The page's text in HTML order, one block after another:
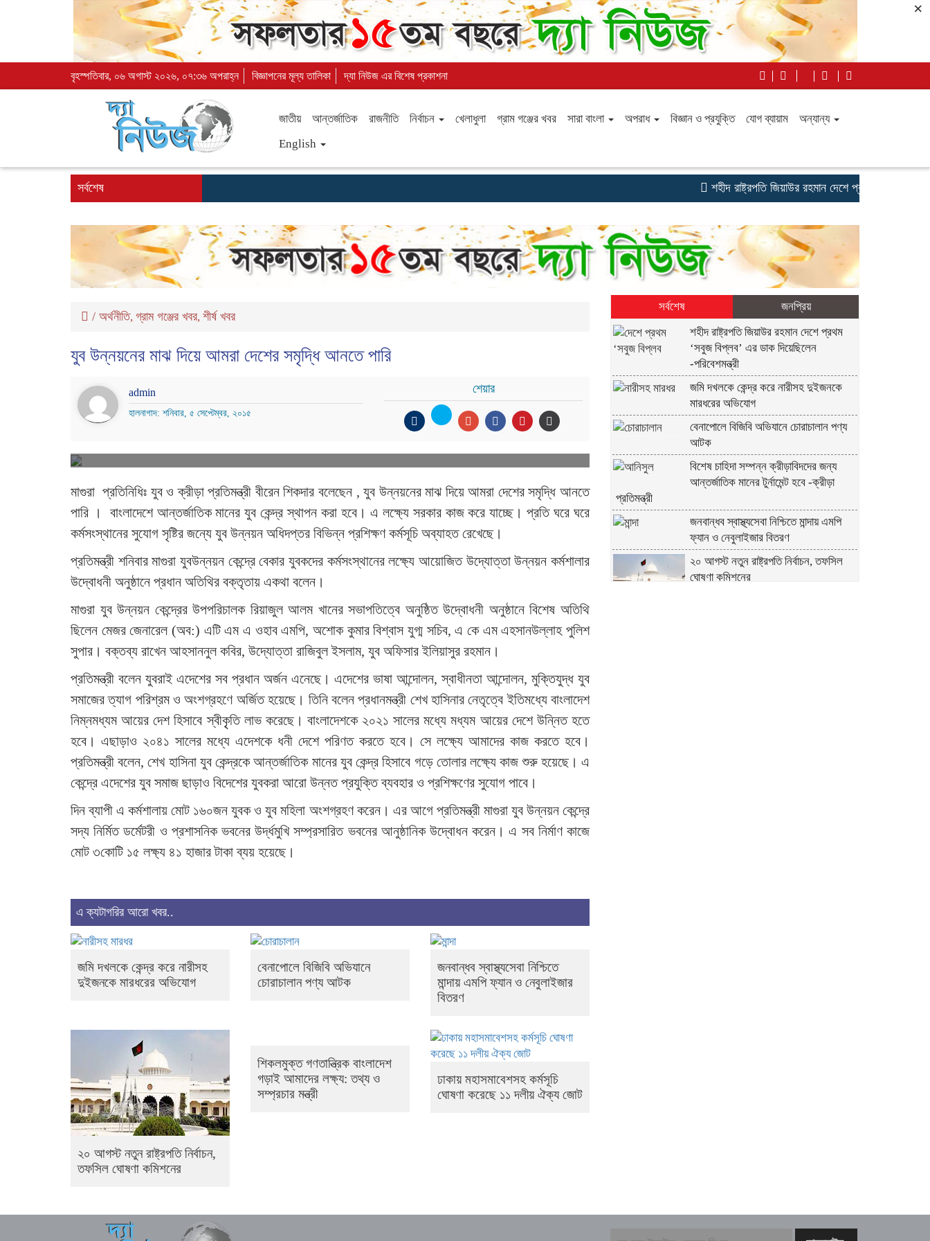
×
বৃহস্পতিবার, ০৬ অগাস্ট ২০২৬, ০৭:৩৬ অপরাহ্ন বিজ্ঞাপনের মূল্য তালিকা দ্যা নিউজ এর বিশেষ প্রকাশনা
জাতীয় আন্তর্জাতিক রাজনীতি নির্বাচন খেলাধুলা গ্রাম গঞ্জের খবর সারা বাংলা অপরাধ বিজ্ঞান ও প্রযুক্তি যোগ ব্যায়াম
অন্যান্য
English
সর্বশেষ শহীদ রাষ্ট্রপতি জিয়াউর রহমান দেশে প্রথম ‘সবুজ বিপ্লব’
/ অর্থনীতি, গ্রাম গঞ্জের খবর, শীর্ষ খবর
যুব উন্নয়নের মাঝ দিয়ে আমরা দেশের সমৃদ্ধি আনতে পারি
admin
হালনাগাদ: শনিবার, ৫ সেপ্টেম্বর, ২০১৫
শেয়ার
মাগুরা প্রতিনিধিঃ যুব ও ক্রীড়া প্রতিমন্ত্রী বীরেন শিকদার বলেছেন , যুব উন্নয়নের মাঝ দিয়ে আমরা দেশের সমৃদ্ধি আনতে
পারি । বাংলাদেশে আন্তর্জাতিক মানের যুব কেন্দ্র স্থাপন করা হবে। এ লক্ষ্যে সরকার কাজ করে যাচ্ছে। প্রতি ঘরে ঘরে
কর্মসংস্থানের সুযোগ সৃষ্টির জন্যে যুব উন্নয়ন অধিদপ্তর বিভিন্ন প্রশিক্ষণ কর্মসূচি অব্যাহত রেখেছে।
প্রতিমন্ত্রী শনিবার মাগুরা যুবউন্নয়ন কেন্দ্রে বেকার যুবকদের কর্মসংস্থানের লক্ষ্যে আয়োজিত উদ্যোত্তা উন্নয়ন কর্মশালার
উদ্বোধনী অনুষ্ঠানে প্রধান অতিথির বক্তৃতায় একথা বলেন।
মাগুরা যুব উন্নয়ন কেন্দ্রের উপপরিচালক রিয়াজুল আলম খানের সভাপতিত্বে অনুষ্ঠিত উদ্বোধনী অনুষ্ঠানে বিশেষ অতিথি
ছিলেন মেজর জেনারেল (অব:) এটি এম এ ওহাব এমপি, অশোক কুমার বিশ্বাস যুগ্ম সচিব, এ কে এম এহসানউল্লাহ পুলিশ
সুপার। বক্তব্য রাখেন আহসাননুল কবির, উদ্যোত্তা রাজিবুল ইসলাম, যুব অফিসার ইলিয়াসুর রহমান।
প্রতিমন্ত্রী বলেন যুবরাই এদেশের সব প্রধান অর্জন এনেছে। এদেশের ভাষা আন্দোলন, স্বাধীনতা আন্দোলন, মুক্তিযুদ্ধ যুব
সমাজের ত্যাগ পরিশ্রম ও অংশগ্রহণে অর্জিত হয়েছে। তিনি বলেন প্রধানমন্ত্রী শেখ হাসিনার নেতৃত্বে ইতিমধ্যে বাংলাদেশ
নিম্নমধ্যম আয়ের দেশ হিসাবে স্বীকৃৃতি লাভ করেছে। বাংলাদেশকে ২০২১ সালের মধ্যে মধ্যম আয়ের দেশে উন্নিত হতে
হবে। এছাড়াও ২০৪১ সালের মধ্যে এদেশকে ধনী দেশে পরিণত করতে হবে। সে লক্ষ্যে আমাদের কাজ করতে হবে।
প্রতিমন্ত্রী বলেন, শেখ হাসিনা যুব কেন্দ্রকে আন্তর্জাতিক মানের যুব কেন্দ্র হিসাবে গড়ে তোলার লক্ষ্যে কাজ শুরু হয়েছে। এ
কেন্দ্রে এদেশের যুব সমাজ ছাড়াও বিদেশের যুবকরা আরো উন্নত প্রযুক্তি ব্যবহার ও প্রশিক্ষণের সুযোগ পাবে।
দিন ব্যাপী এ কর্মশালায় মোট ১৬০জন যুবক ও যুব মহিলা অংশগ্রহণ করেন। এর আগে প্রতিমন্ত্রী মাগুরা যুব উন্নয়ন কেন্দ্রে
সদ্য নির্মিত ডর্মেটরী ও প্রশাসনিক ভবনের উর্দ্ধমুখি সম্প্রসারিত ভবনের আনুষ্ঠানিক উদ্বোধন করেন। এ সব নির্মাণ কাজে
মোট ৩কোটি ১৫ লক্ষ্য ৪১ হাজার টাকা ব্যয় হয়েছে।
এ ক্যটাগরির আরো খবর..
জমি দখলকে কেন্দ্র করে নারীসহ
দুইজনকে মারধরের অভিযোগ
বেনাপোলে বিজিবি অভিযানে
চোরাচালান পণ্য আটক
জনবান্ধব স্বাস্থ্যসেবা নিশ্চিতে
মান্দায় এমপি ফ্যান ও নেবুলাইজার
বিতরণ
২০ আগস্ট নতুন রাষ্ট্রপতি নির্বাচন,
তফসিল ঘোষণা কমিশনের
শিকলমুক্ত গণতান্ত্রিক বাংলাদেশ
গড়াই আমাদের লক্ষ্য: তথ্য ও
সম্প্রচার মন্ত্রী
ঢাকায় মহাসমাবেশসহ কর্মসূচি
ঘোষণা করেছে ১১ দলীয় ঐক্য জোট
সর্বশেষ
জনপ্রিয়
শহীদ রাষ্ট্রপতি জিয়াউর রহমান দেশে প্রথম
‘সবুজ বিপ্লব’ এর ডাক দিয়েছিলেন
-পরিবেশমন্ত্রী
জমি দখলকে কেন্দ্র করে নারীসহ দুইজনকে
মারধরের অভিযোগ
বেনাপোলে বিজিবি অভিযানে চোরাচালান পণ্য
আটক
বিশেষ চাহিদা সম্পন্ন ক্রীড়াবিদদের জন্য
আন্তর্জাতিক মানের টুর্নামেন্ট হবে -ক্রীড়া
প্রতিমন্ত্রী
জনবান্ধব স্বাস্থ্যসেবা নিশ্চিতে মান্দায় এমপি
ফ্যান ও নেবুলাইজার বিতরণ
২০ আগস্ট নতুন রাষ্ট্রপতি নির্বাচন, তফসিল
ঘোষণা কমিশনের